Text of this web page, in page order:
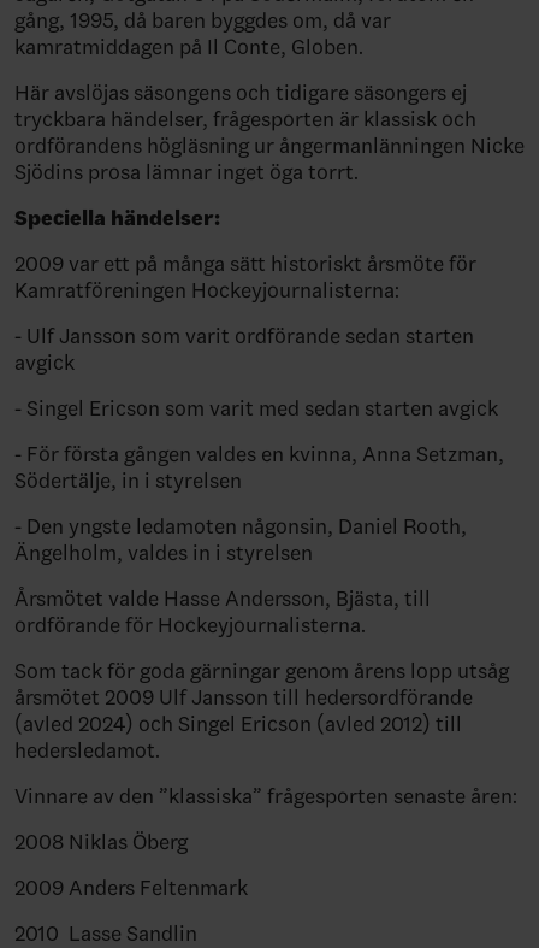
gång, 1995, då baren byggdes om, då var
kamratmiddagen på Il Conte, Globen.
Här avslöjas säsongens och tidigare säsongers ej
tryckbara händelser, frågesporten är klassisk och
ordförandens högläsning ur ångermanlänningen Nicke
Sjödins prosa lämnar inget öga torrt.
Speciella händelser:
2009 var ett på många sätt historiskt årsmöte för
Kamratföreningen Hockeyjournalisterna:
- Ulf Jansson som varit ordförande sedan starten
avgick
- Singel Ericson som varit med sedan starten avgick
- För första gången valdes en kvinna, Anna Setzman,
Södertälje, in i styrelsen
- Den yngste ledamoten någonsin, Daniel Rooth,
Ängelholm, valdes in i styrelsen
Årsmötet valde Hasse Andersson, Bjästa, till
ordförande för Hockeyjournalisterna.
Som tack för goda gärningar genom årens lopp utsåg
årsmötet 2009 Ulf Jansson till hedersordförande
(avled 2024) och Singel Ericson (avled 2012) till
hedersledamot.
Vinnare av den ”klassiska” frågesporten senaste åren:
2008 Niklas Öberg
2009 Anders Feltenmark
2010 Lasse Sandlin